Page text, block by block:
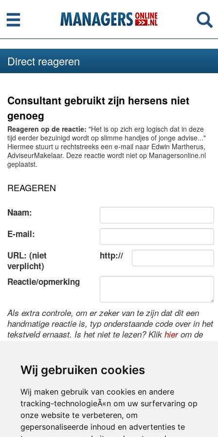
Wij gebruiken cookies
Wij maken gebruik van cookies en andere
tracking-technologieÃ«n om uw surfervaring op
onze website te verbeteren, om
gepersonaliseerde inhoud en advertenties te
Menu
Direct reageren
Consultant gebruikt zijn hersens niet
genoeg
Reageren op de reactie: "Het is op zich erg logisch dat in deze
tijd eerder bezuinigd wordt op slimme handjes of jonge advise..."
Hiermee stuurt u rechtstreeks een e-mail naar Edwin Martherus,
AdviseurMakelaar. Deze reactie wordt niet op Managersonline.nl
geplaatst.
REAGEREN
Naam:
E-mail:
URL: (niet
verplicht)
http://
Reactie/opmerking
Als extra controle, om er zeker van te zijn dat dit een
handmatige reactie is, typ onderstaande code over in het
tekstveld ernaast. Is het niet te lezen? Klik hierom de